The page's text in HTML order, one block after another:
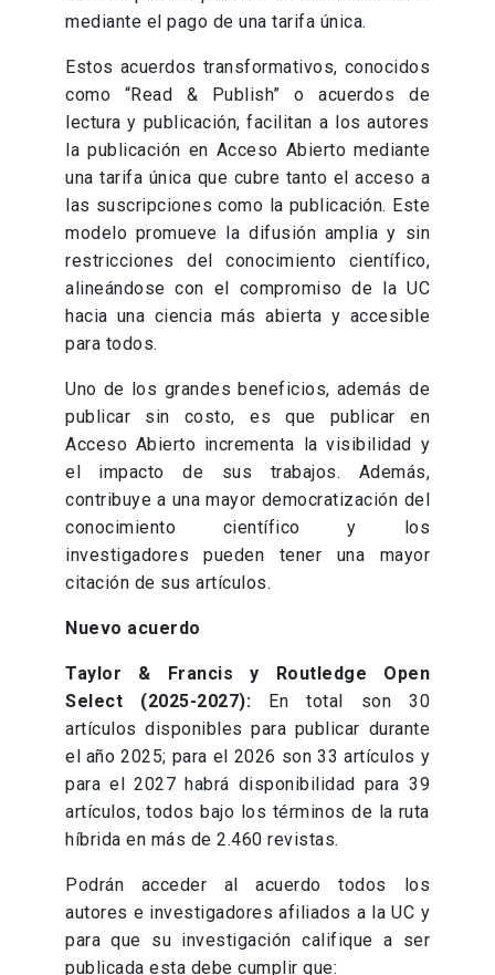
mediante el pago de una tarifa única.
Estos acuerdos transformativos, conocidos
como “Read & Publish” o acuerdos de
lectura y publicación, facilitan a los autores
la publicación en Acceso Abierto mediante
una tarifa única que cubre tanto el acceso a
las suscripciones como la publicación. Este
modelo promueve la difusión amplia y sin
restricciones del conocimiento científico,
alineándose con el compromiso de la UC
hacia una ciencia más abierta y accesible
para todos.
Uno de los grandes beneficios, además de
publicar sin costo, es que publicar en
Acceso Abierto incrementa la visibilidad y
el impacto de sus trabajos. Además,
contribuye a una mayor democratización del
conocimiento científico y los
investigadores pueden tener una mayor
citación de sus artículos.
Nuevo acuerdo
Taylor & Francis y Routledge Open
Select (2025-2027): En total son 30
artículos disponibles para publicar durante
el año 2025; para el 2026 son 33 artículos y
para el 2027 habrá disponibilidad para 39
artículos, todos bajo los términos de la ruta
híbrida en más de 2.460 revistas.
Podrán acceder al acuerdo todos los
autores e investigadores afiliados a la UC y
para que su investigación califique a ser
publicada esta debe cumplir que: